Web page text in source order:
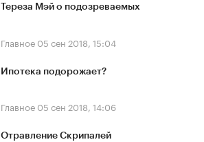
Тереза Мэй о подозреваемых
Главное 05 сен 2018, 15:04
Ипотека подорожает?
Главное 05 сен 2018, 14:06
Отравление Скрипалей